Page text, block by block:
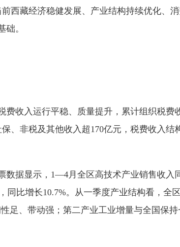
西藏经济稳健发展、产业结构持续优化、
。
入运行平稳、质量提升，累计组织税费
、非税及其他收入超170亿元，税费收入结
据显示，1—4月全区高技术产业销售收入
同比增长10.7%。从一季度产业结构看，全
足、带动强；第二产业工业增量与全国保